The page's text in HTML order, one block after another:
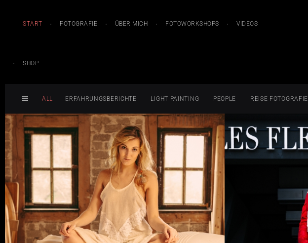
START FOTOGRAFIE ÜBER MICH FOTOWORKSHOPS VIDEOS
SHOP
ALL ERFAHRUNGSBERICHTE LIGHT PAINTING PEOPLE REISE-FOTOGRAFIE